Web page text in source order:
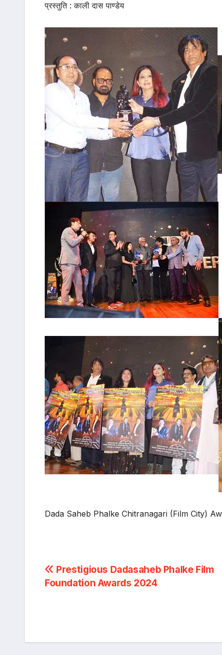
प्रस्तुति : काली दास पाण्डेय
Dada Saheb Phalke Chitranagari (Film City)
Post
navigation
Prestigious Dadasaheb Phalke Film
Foundation Awards 2024